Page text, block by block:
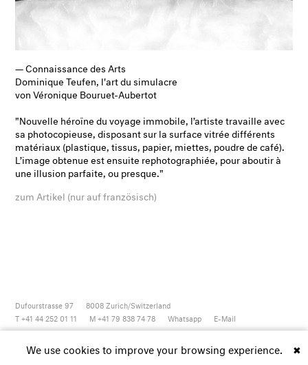
— Connaissance des Arts
Dominique Teufen, l'art du simulacre
von Véronique Bouruet-Aubertot
"Nouvelle héroïne du voyage immobile, l’artiste travaille avec
sa photocopieuse, disposant sur la surface vitrée différents
matériaux (plastique, tissus, papier, miettes, poudre de café).
L’image obtenue est ensuite rephotographiée, pour aboutir à
une illusion parfaite, ou presque."
zum Artikel (nur auf französisch)
Dufourstrasse 97 8008 Zurich/Switzerland
T +41 44 252 01 11
M +41 79 838 74 78 Whatsapp E-Mail
Newsletter Instagram Vimeo Youtube ✖
We use cookies to improve your browsing experience.